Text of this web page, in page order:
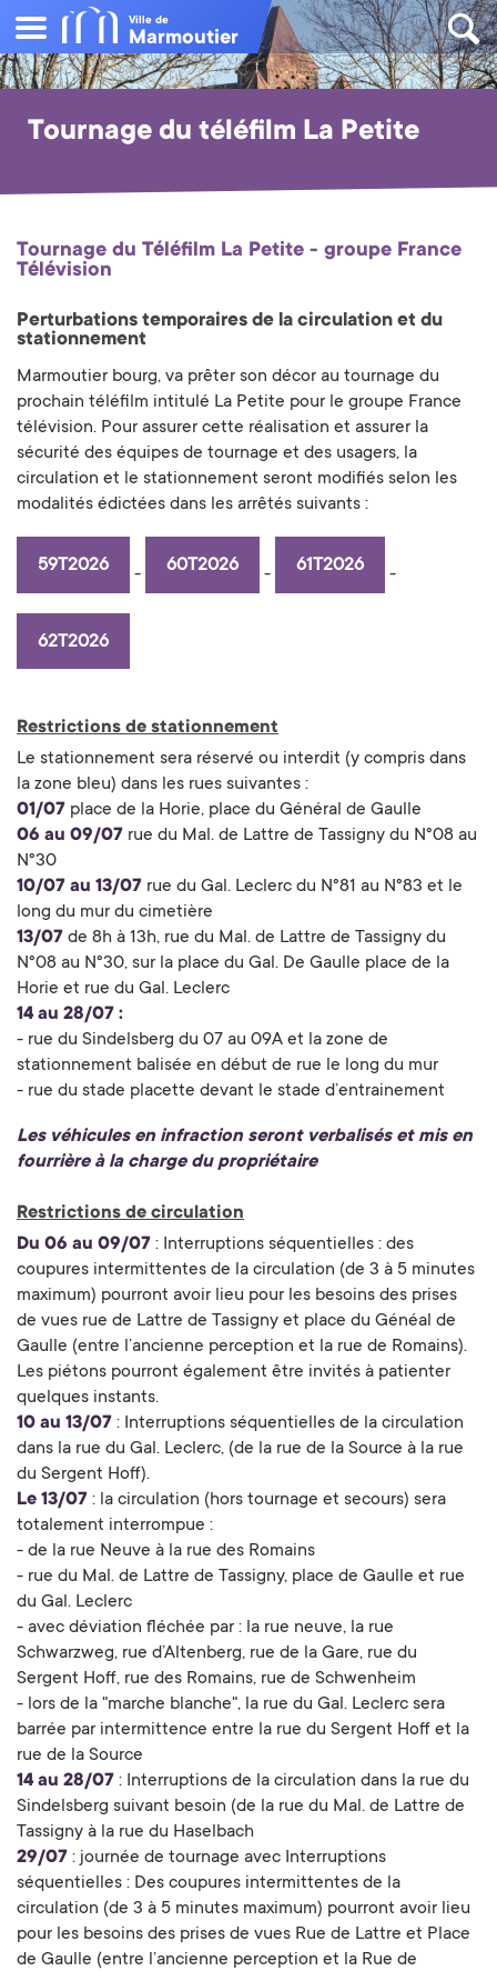
Ville de
Marmoutier
Tournage du téléfilm La Petite
Tournage du Téléfilm La Petite - groupe France
Télévision
Perturbations temporaires de la circulation et du
stationnement
Marmoutier bourg, va prêter son décor au tournage du
prochain téléfilm intitulé La Petite pour le groupe France
télévision. Pour assurer cette réalisation et assurer la
sécurité des équipes de tournage et des usagers, la
circulation et le stationnement seront modifiés selon les
modalités édictées dans les arrêtés suivants :
59T2026 - 60T2026 - 61T2026 -
62T2026
Restrictions de stationnement
Le stationnement sera réservé ou interdit (y compris dans
la zone bleu) dans les rues suivantes :
01/07 place de la Horie, place du Général de Gaulle
06 au 09/07 rue du Mal. de Lattre de Tassigny du N°08 au
N°30
10/07 au 13/07 rue du Gal. Leclerc du N°81 au N°83 et le
long du mur du cimetière
13/07 de 8h à 13h, rue du Mal. de Lattre de Tassigny du
N°08 au N°30, sur la place du Gal. De Gaulle place de la
Horie et rue du Gal. Leclerc
14 au 28/07 :
- rue du Sindelsberg du 07 au 09A et la zone de
stationnement balisée en début de rue le long du mur
- rue du stade placette devant le stade d’entrainement
Les véhicules en infraction seront verbalisés et mis en
fourrière à la charge du propriétaire
Restrictions de circulation
Du 06 au 09/07 : Interruptions séquentielles : des
coupures intermittentes de la circulation (de 3 à 5 minutes
maximum) pourront avoir lieu pour les besoins des prises
de vues rue de Lattre de Tassigny et place du Généal de
Gaulle (entre l’ancienne perception et la rue de Romains).
Les piétons pourront également être invités à patienter
quelques instants.
10 au 13/07 : Interruptions séquentielles de la circulation
dans la rue du Gal. Leclerc, (de la rue de la Source à la rue
du Sergent Hoff).
Le 13/07 : la circulation (hors tournage et secours) sera
totalement interrompue :
- de la rue Neuve à la rue des Romains
- rue du Mal. de Lattre de Tassigny, place de Gaulle et rue
du Gal. Leclerc
- avec déviation fléchée par : la rue neuve, la rue
Schwarzweg, rue d’Altenberg, rue de la Gare, rue du
Sergent Hoff, rue des Romains, rue de Schwenheim
- lors de la "marche blanche", la rue du Gal. Leclerc sera
barrée par intermittence entre la rue du Sergent Hoff et la
rue de la Source
14 au 28/07 : Interruptions de la circulation dans la rue du
Sindelsberg suivant besoin (de la rue du Mal. de Lattre de
Tassigny à la rue du Haselbach
29/07 : journée de tournage avec Interruptions
séquentielles : Des coupures intermittentes de la
circulation (de 3 à 5 minutes maximum) pourront avoir lieu
pour les besoins des prises de vues Rue de Lattre et Place
de Gaulle (entre l’ancienne perception et la Rue de